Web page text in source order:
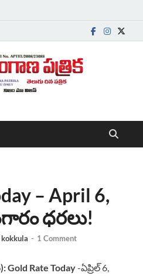
Sircilla News, Telangana
Online, Today Telugu News,
తెలుగులో , తెలంగాణ లో తాజా అప్‌డేట్స్ ,
– April 6,
ధరలు!
kokkula - 1 Comment
Gold Rate Today-ఏప్రిల్ 6,